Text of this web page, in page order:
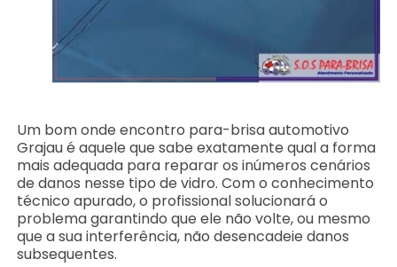
Um bom onde encontro para-brisa automotivo
Grajau é aquele que sabe exatamente qual a forma
mais adequada para reparar os inúmeros cenários
de danos nesse tipo de vidro. Com o conhecimento
técnico apurado, o profissional solucionará o
problema garantindo que ele não volte, ou mesmo
que a sua interferência, não desencadeie danos
subsequentes.